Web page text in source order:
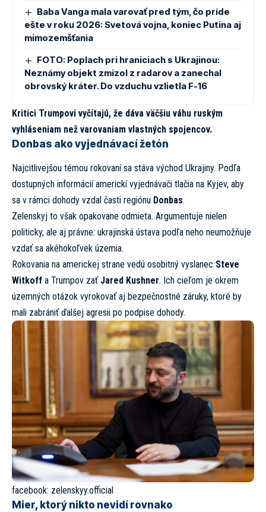
Baba Vanga mala varovať pred tým, čo príde
ešte v roku 2026: Svetová vojna, koniec Putina aj
mimozemšťania
FOTO: Poplach pri hraniciach s Ukrajinou:
Neznámy objekt zmizol z radarov a zanechal
obrovský kráter. Do vzduchu vzlietla F-16
Kritici Trumpovi vyčítajú, že dáva väčšiu váhu ruským
vyhláseniam než varovaniam vlastných spojencov.
Donbas ako vyjednávací žetón
Najcitlivejšou témou rokovaní sa stáva východ Ukrajiny. Podľa
dostupných informácií americkí vyjednávači tlačia na Kyjev, aby
sa v rámci dohody vzdal časti regiónu Donbas.
Zelenskyj to však opakovane odmieta. Argumentuje nielen
politicky, ale aj právne: ukrajinská ústava podľa neho neumožňuje
vzdať sa akéhokoľvek územia.
Rokovania na americkej strane vedú osobitný vyslanec Steve
Witkoff a Trumpov zať Jared Kushner. Ich cieľom je okrem
územných otázok vyrokovať aj bezpečnostné záruky, ktoré by
mali zabrániť ďalšej agresii po podpise dohody.
facebook: zelenskyy.official
Mier, ktorý nikto nevidí rovnako